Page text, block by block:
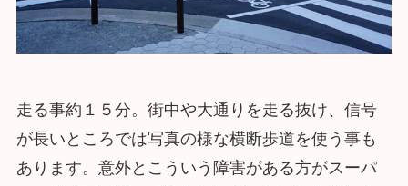
走る事約１５分。街中や大通りを走る抜け、信号
が長いところでは写真の様な横断歩道を使う事も
あります。意外とこういう障害がある方がスーパ